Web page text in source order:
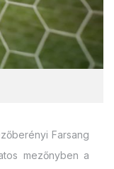
Farsang
mezőnyben a